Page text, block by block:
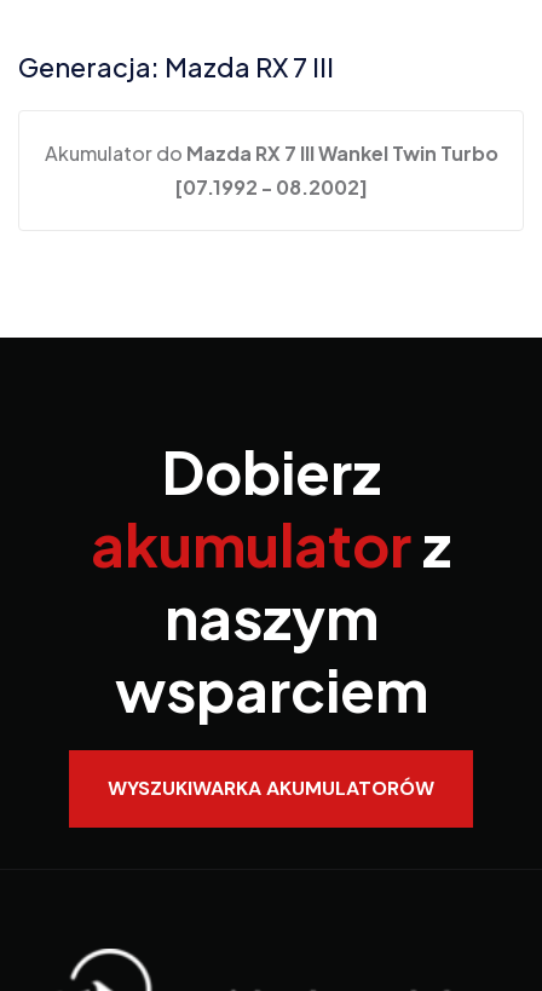
Generacja: Mazda RX 7 III
Akumulator do Mazda RX 7 III Wankel Twin Turbo
[07.1992 - 08.2002]
Dobierz
akumulatorz
naszym
wsparciem
WYSZUKIWARKA AKUMULATORÓW